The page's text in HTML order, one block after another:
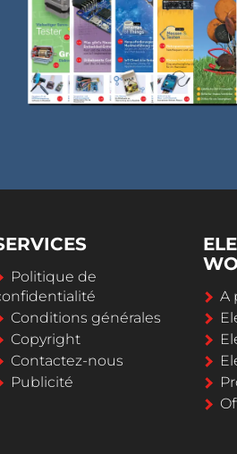
Politique de
Conditions générales
Copyright
Contactez-nous
Publicité
A